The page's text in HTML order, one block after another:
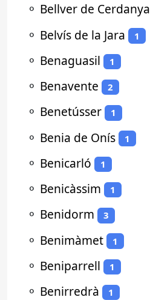
⚬ Bellver de Cerdanya
⚬ Belvís de la Jara 1
⚬ Benaguasil 1
⚬ Benavente 2
⚬ Benetússer 1
⚬ Benia de Onís 1
⚬ Benicarló 1
⚬ Benicàssim 1
⚬ Benidorm 3
⚬ Benimàmet 1
⚬ Beniparrell 1
⚬ Benirredrà 1